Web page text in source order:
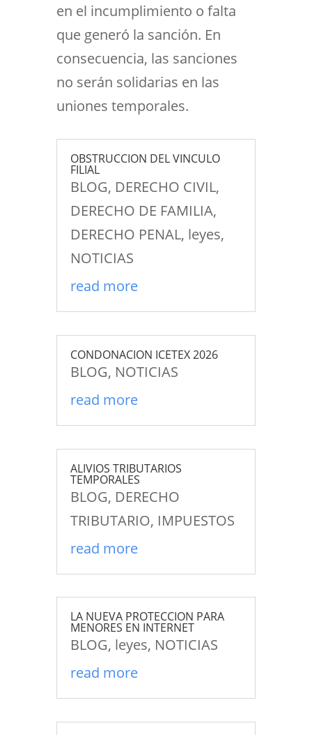
en el incumplimiento o falta
que generó la sanción. En
consecuencia, las sanciones
no serán solidarias en las
uniones temporales.
OBSTRUCCION DEL VINCULO
FILIAL
BLOG, DERECHO CIVIL,
DERECHO DE FAMILIA,
DERECHO PENAL, leyes,
NOTICIAS
read more
CONDONACION ICETEX 2026
BLOG, NOTICIAS
read more
ALIVIOS TRIBUTARIOS
TEMPORALES
BLOG, DERECHO
TRIBUTARIO, IMPUESTOS
read more
LA NUEVA PROTECCION PARA
MENORES EN INTERNET
BLOG, leyes, NOTICIAS
read more